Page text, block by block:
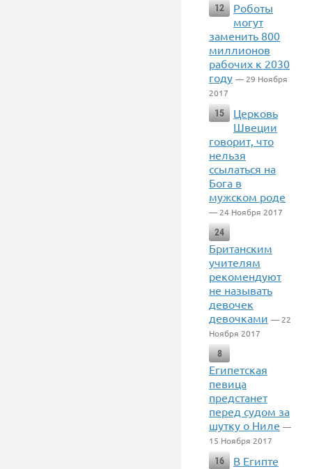
12
Роботы
могут
заменить 800
миллионов
рабочих к 2030
году — 29 Ноября
2017
15
Церковь
Швеции
говорит, что
нельзя
ссылаться на
Бога в
мужском роде
— 24 Ноября 2017
24
Британским
учителям
рекомендуют
не называть
девочек
девочками — 22
Ноября 2017
8
Египетская
певица
предстанет
перед судом за
шутку о Ниле —
15 Ноября 2017
16
В Египте